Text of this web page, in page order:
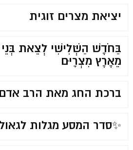
יציאת מצרים זוגית
בַּחֹדֶשׁ הַשְּׁלִישִׁי לְצֵאת
מֵאֶרֶץ מִצְרָיִם
ברכת החג מאת הרב אדם
✨סדר המסע מגלות